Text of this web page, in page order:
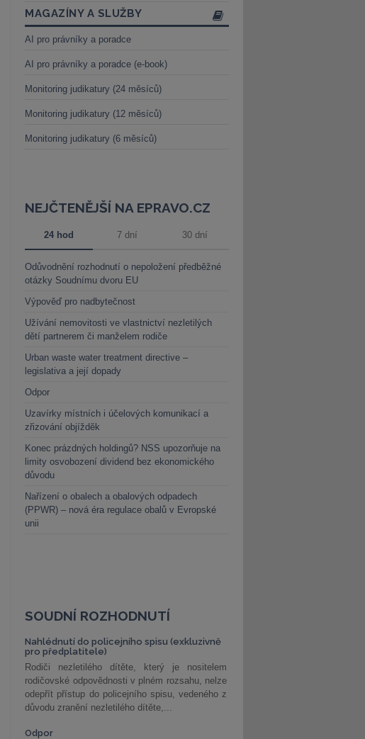
MAGAZÍNY A SLUŽBY
AI pro právníky a poradce
AI pro právníky a poradce (e-book)
Monitoring judikatury (24 měsíců)
Monitoring judikatury (12 měsíců)
Monitoring judikatury (6 měsíců)
NEJČTENĚJŠÍ NA EPRAVO.CZ
24 hod 7 dní 30 dní
Odůvodnění rozhodnutí o nepoložení předběžné
otázky Soudnímu dvoru EU
Výpověď pro nadbytečnost
Užívání nemovitosti ve vlastnictví nezletilých
dětí partnerem či manželem rodiče
Urban waste water treatment directive –
legislativa a její dopady
Odpor
Uzavírky místních i účelových komunikací a
zřizování objížděk
Konec prázdných holdingů? NSS upozorňuje na
limity osvobození dividend bez ekonomického
důvodu
Nařízení o obalech a obalových odpadech
(PPWR) – nová éra regulace obalů v Evropské
unii
SOUDNÍ ROZHODNUTÍ
Nahlédnutí do policejního spisu (exkluzivně
pro předplatitele)
Rodiči nezletilého dítěte, který je nositelem
rodičovské odpovědnosti v plném rozsahu, nelze
odepřít přístup do policejního spisu, vedeného z
důvodu zranění nezletilého dítěte,...
Odpor